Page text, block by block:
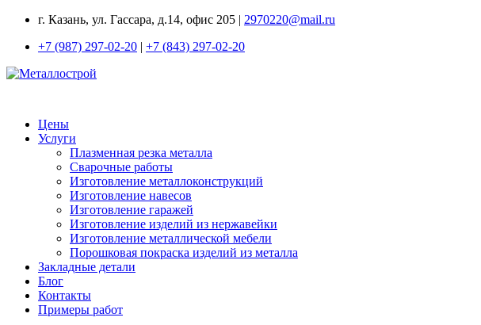
г. Казань, ул. Гассара, д.14, офис 205 | 2970220@mail.ru
+7 (987) 297-02-20 | +7 (843) 297-02-20
Цены
Услуги
Плазменная резка металла
Сварочные работы
Изготовление металлоконструкций
Изготовление навесов
Изготовление гаражей
Изготовление изделий из нержавейки
Изготовление металлической мебели
Порошковая покраска изделий из металла
Закладные детали
Блог
Контакты
Примеры работ